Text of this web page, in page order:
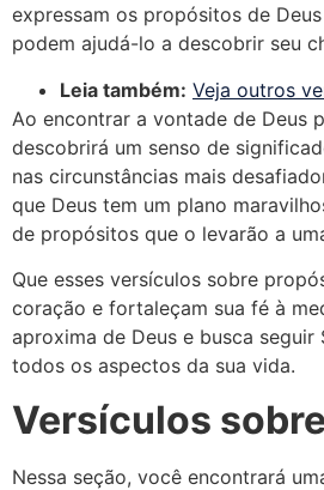
expressam os propósitos de
podem ajudá-lo a descobrir seu
Leia também: Veja outros
Ao encontrar a vontade de Deus
descobrirá um senso de
nas circunstâncias mais
que Deus tem um plano
de propósitos que o levarão a
Que esses versículos sobre
coração e fortaleçam sua fé à
aproxima de Deus e busca seguir
todos os aspectos da sua vida.
Versículos
Nessa seção, você encontrará